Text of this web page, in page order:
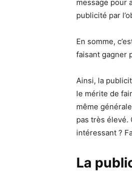
message pour
publicité par
En somme,
faisant gagner
Ainsi, la
le mérite de
même
pas très élevé.
intéressant ?
La